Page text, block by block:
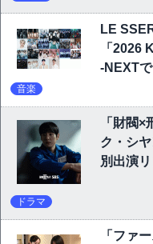
LE
「2026
-NEXT
音楽
「財閥
ク・シ
別出演
ドラマ
「ファ